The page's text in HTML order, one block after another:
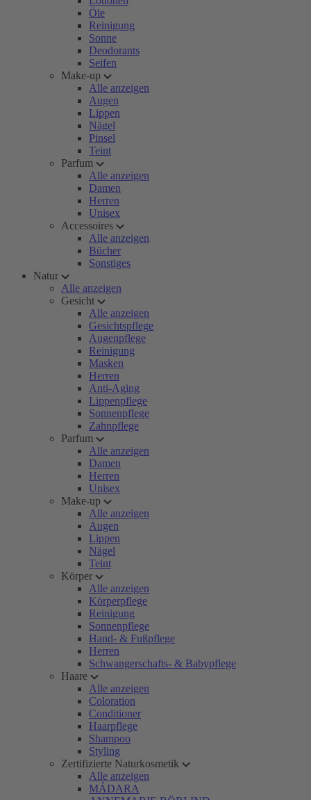
Öle
Reinigung
Sonne
Deodorants
Seifen
Make-up
Alle anzeigen
Augen
Lippen
Nägel
Pinsel
Teint
Parfum
Alle anzeigen
Damen
Herren
Unisex
Accessoires
Alle anzeigen
Bücher
Sonstiges
Natur
Alle anzeigen
Gesicht
Alle anzeigen
Gesichtspflege
Augenpflege
Reinigung
Masken
Herren
Anti-Aging
Lippenpflege
Sonnenpflege
Zahnpflege
Parfum
Alle anzeigen
Damen
Herren
Unisex
Make-up
Alle anzeigen
Augen
Lippen
Nägel
Teint
Körper
Alle anzeigen
Körperpflege
Reinigung
Sonnenpflege
Hand- & Fußpflege
Herren
Schwangerschafts- & Babypflege
Haare
Alle anzeigen
Coloration
Conditioner
Haarpflege
Shampoo
Styling
Zertifizierte Naturkosmetik
Alle anzeigen
MÁDARA